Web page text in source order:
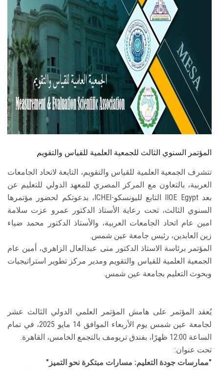
الطلاب
هيئة التدريس
الدراسات العليا
الخريجين
الموظفون
سجل الان
المؤتمر السنوي الثالث للجمعية العلمية للقياس والتقويم
تتشرف الجمعية العلمية للقياس والتقويم، التابعة لاتحاد الجامعات
العربية، بالتعاون مع المركز المصري للمعهد الدولي للتعليم عن
بعد IIOE Egypt التابع لليونسكو-ICHEI، بدعوتكم لحضور مؤتمرها
السنوي الثالث، تحت رعاية الأستاذ الدكتور عمرو عزت سلامة
امين عام اتحاد الجامعات العربية، والأستاذ الدكتور محمد ضياء
زين العابدين، رئيس جامعة عين شمس.
المؤتمر برئاسة الاستاذ الدكتور منى عبدالعال الزاهري، أمين عام
الجمعية العلمية للقياس والتقويم ومدير مركز تطوير استراتيجيات
وبحوث التعليم بجامعة عين شمس.
يُعقد المؤتمر على هامش المؤتمر العلمي الدولي الثالث عشر
لجامعة عين شمس يوم الأربعاء الموافق 14 مايو 2025، في تمام
الساعة 12:00 ظهرًا، بفندق تريومف بالتجمع الخامس، القاهرة.
تحت عنوان:
"ممارسات جودة التعليم: مسارات مبتكرة نحو التميز"